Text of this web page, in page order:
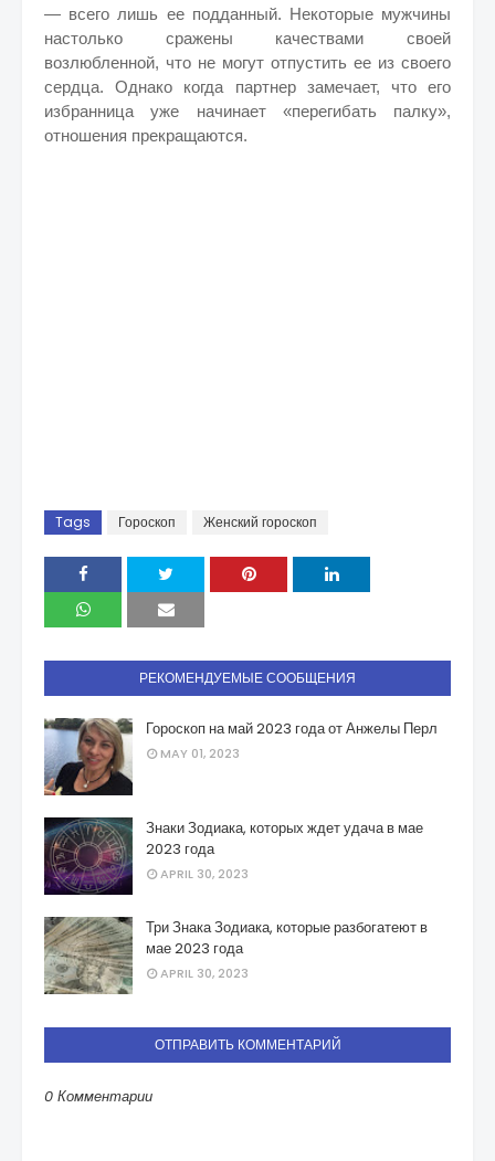
— всего лишь ее подданный. Некоторые мужчины
настолько сражены качествами своей
возлюбленной, что не могут отпустить ее из своего
сердца. Однако когда партнер замечает, что его
избранница уже начинает «перегибать палку»,
отношения прекращаются.
Tags Гороскоп Женский гороскоп
РЕКОМЕНДУЕМЫЕ СООБЩЕНИЯ
Гороскоп на май 2023 года от Анжелы Перл
MAY 01, 2023
Знаки Зодиака, которых ждет удача в мае
2023 года
APRIL 30, 2023
Три Знака Зодиака, которые разбогатеют в
мае 2023 года
APRIL 30, 2023
ОТПРАВИТЬ КОММЕНТАРИЙ
0 Комментарии